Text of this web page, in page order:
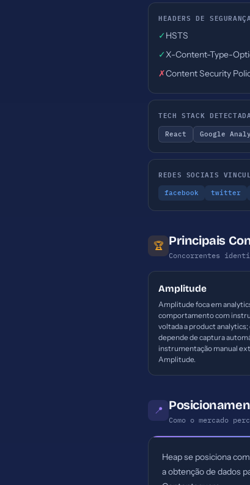
HEADERS DE
✓ HSTS
✓X-Content-Type-
✗Content Security
TECH STACK
React Google
REDES SOCIAIS
facebook twitter
🏆 Principais
Concorrentes
Amplitude
Amplitude foca em
comportamento com
voltada a product
depende de captura
instrumentação manual
Amplitude.
📍
Como o mercado
Heap se posiciona
a obtenção de dados